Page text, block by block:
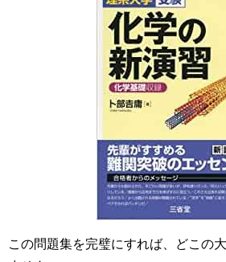
この問題集を完璧にすれば、どこの